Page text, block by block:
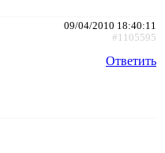
09/04/2010 18:40:11
#1105595
Ответить